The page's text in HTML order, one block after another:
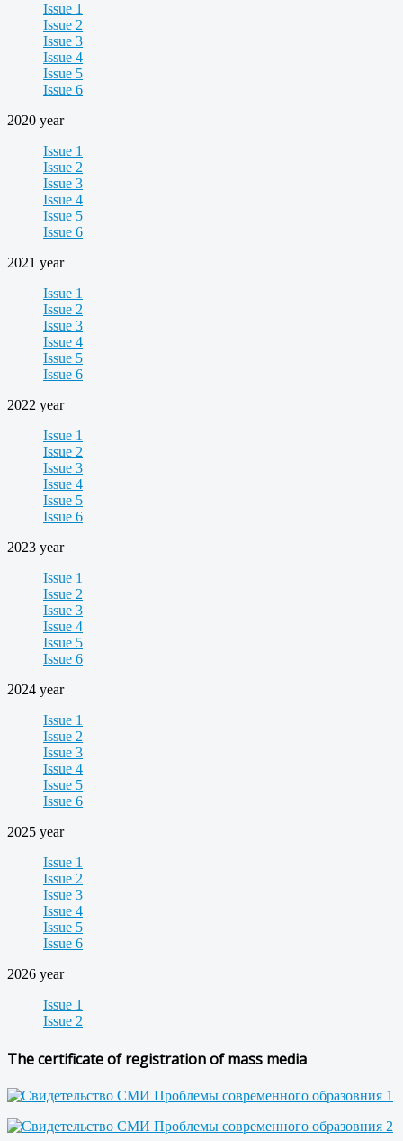
Issue 1
Issue 2
Issue 3
Issue 4
Issue 5
Issue 6
2020 year
Issue 1
Issue 2
Issue 3
Issue 4
Issue 5
Issue 6
2021 year
Issue 1
Issue 2
Issue 3
Issue 4
Issue 5
Issue 6
2022 year
Issue 1
Issue 2
Issue 3
Issue 4
Issue 5
Issue 6
2023 year
Issue 1
Issue 2
Issue 3
Issue 4
Issue 5
Issue 6
2024 year
Issue 1
Issue 2
Issue 3
Issue 4
Issue 5
Issue 6
2025 year
Issue 1
Issue 2
Issue 3
Issue 4
Issue 5
Issue 6
2026 year
Issue 1
Issue 2
The certificate of registration of mass media